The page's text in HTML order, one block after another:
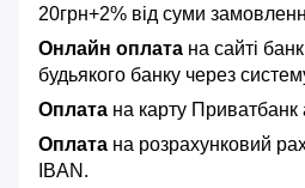
20грн+2% від суми
Онлайн оплата на сайті
будьякого банку через
Оплата на карту
Оплата на розрахунковий
IBAN.